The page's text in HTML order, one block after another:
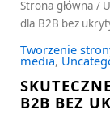
Strona główna /
dla B2B bez
Tworzenie
media,
B2B BEZ